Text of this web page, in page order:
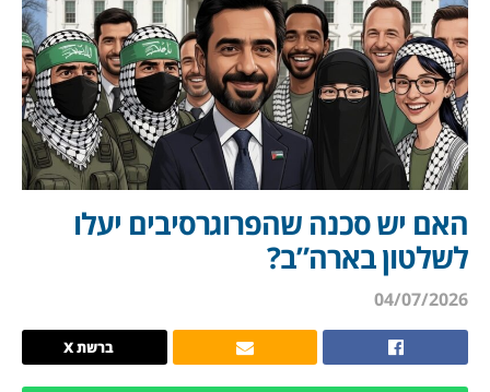
האם יש סכנה שהפרוגרסיבים יעלו
לשלטון בארה”ב?
04/07/2026
ברשת X